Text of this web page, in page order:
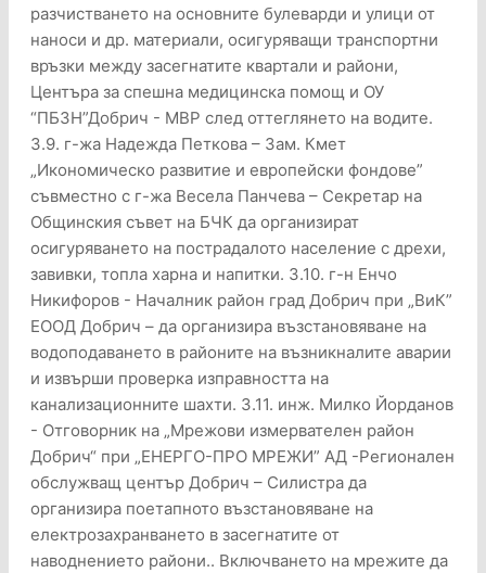
разчистването на основните булеварди и улици от
наноси и др. материали, осигуряващи транспортни
връзки между засегнатите квартали и райони,
Центъра за спешна медицинска помощ и ОУ
“ПБЗН”Добрич - МВР след оттеглянето на водите.
3.9. г-жа Надежда Петкова – Зам. Кмет
„Икономическо развитие и европейски фондове”
съвместно с г-жа Весела Панчева – Секретар на
Общинския съвет на БЧК да организират
осигуряването на пострадалото население с дрехи,
завивки, топла харна и напитки. 3.10. г-н Енчо
Никифоров - Началник район град Добрич при „ВиК”
ЕООД Добрич – да организира възстановяване на
водоподаването в районите на възникналите аварии
и извърши проверка изправността на
канализационните шахти. 3.11. инж. Милко Йорданов
- Отговорник на „Мрежови измервателен район
Добрич“ при „ЕНЕРГО-ПРО МРЕЖИ” АД -Регионален
обслужващ център Добрич – Силистра да
организира поетапното възстановяване на
електрозахранването в засегнатите от
наводнението райони.. Включването на мрежите да